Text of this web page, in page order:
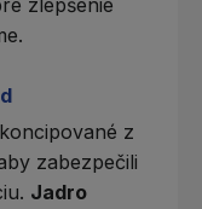
zlepšenie
z
zabezpečili
Jadro